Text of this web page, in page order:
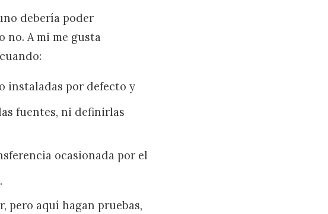
debería poder
no. A mi me gusta
instaladas por defecto y
fuentes, ni definirlas
ocasionada por el
pero aquí hagan pruebas,